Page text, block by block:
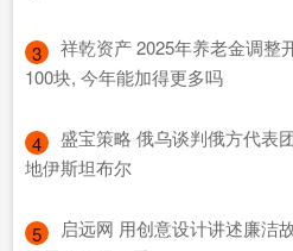
3
祥乾资产 2025年养老金调整
100块, 今年能加得更多吗
4
盛宝策略 俄乌谈判俄方代表
地伊斯坦布尔
5
启远网 用创意设计讲述廉洁